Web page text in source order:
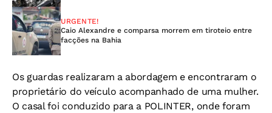
URGENTE!
Caio Alexandre e comparsa morrem em tiroteio entre
facções na Bahia
Os guardas realizaram a abordagem e encontraram o
proprietário do veículo acompanhado de uma mulher.
O casal foi conduzido para a POLINTER, onde foram